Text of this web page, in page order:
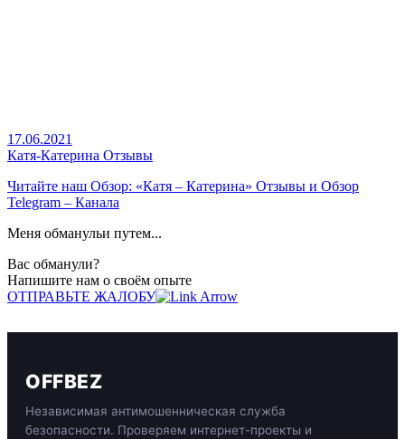
17.06.2021
Катя-Катерина Отзывы
Читайте наш Обзор: «Катя – Катерина» Отзывы и Обзор
Telegram – Канала
Меня обманульи путем...
Вас обманули?
Напишите нам о своём опыте
ОТПРАВЬТЕ ЖАЛОБУ
OFFBEZ
Независимая антимошенническая служба
безопасности. Проверяем интернет-проекты и